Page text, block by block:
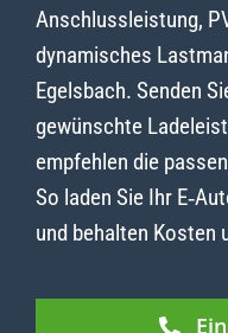
Anschlussleistung,
dynamisches
Egelsbach. Senden
gewünschte
empfehlen die
So laden Sie Ihr
und behalten Kosten